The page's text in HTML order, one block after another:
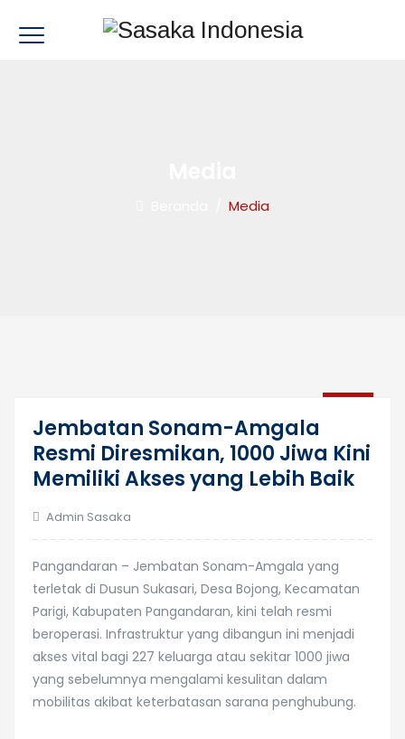
Media
Jembatan Sonam-Amgala
Resmi Diresmikan, 1000 Jiwa Kini
Memiliki Akses yang Lebih Baik
Admin Sasaka
Pangandaran – Jembatan Sonam-Amgala yang
terletak di Dusun Sukasari, Desa Bojong, Kecamatan
Parigi, Kabupaten Pangandaran, kini telah resmi
beroperasi. Infrastruktur yang dibangun ini menjadi
akses vital bagi 227 keluarga atau sekitar 1000 jiwa
yang sebelumnya mengalami kesulitan dalam
mobilitas akibat keterbatasan sarana penghubung.